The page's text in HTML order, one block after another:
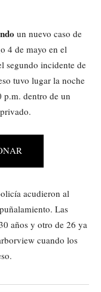
un nuevo caso de
4 de mayo en el
segundo incidente de
tuvo lugar la noche
p.m. dentro de un
acudieron al
Las
años y otro de 26 ya
cuando los